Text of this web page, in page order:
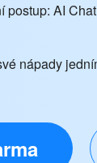
postup: AI
nápady